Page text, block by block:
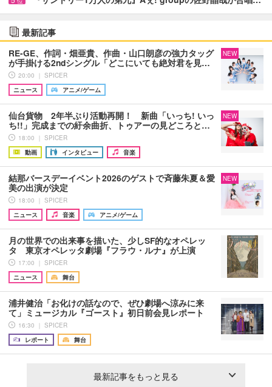
最新記事
RE-GE、作詞・畑亜貴、作曲・山口朗彦の強力タッグ
が手掛ける2ndシングル「どこにいても絶対君を見…
20:00 ｜ SPICER
ニュース
アニメ/ゲーム
NEW
仙台貨物 2年半ぶり活動再開！ 新曲「いっち! いっ
ち!!」完成までの紆余曲折、トゥアーの見どころと…
18:00 ｜ SPICER
動画
インタビュー 音楽
NEW
結那バースデーイベント2026のゲストで斉藤朱夏＆愛
美の出演が決定
18:00 ｜ SPICER
ニュース
音楽 アニメ/ゲーム
NEW
月の世界での出来事を描いた、少しSF的なオペレッ
タ 東京オペレッタ劇場『フラウ・ルナ』が上演
17:00 ｜ SPICER
ニュース
舞台
浦井健治「お化けの話なので、ぜひ劇場へ涼みに来
て」ミュージカル『ゴースト』初日前会見レポート
16:30 ｜ SPICER
レポート
舞台
最新記事をもっと見る